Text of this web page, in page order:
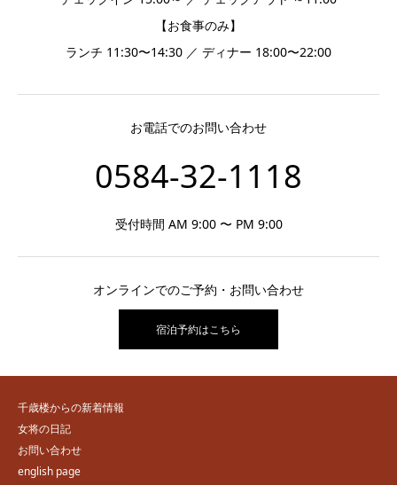
【お食事のみ】
ランチ 11:30〜14:30 ／ ディナー 18:00〜22:00
お電話でのお問い合わせ
0584-32-1118
受付時間 AM 9:00 〜 PM 9:00
オンラインでのご予約・お問い合わせ
宿泊予約はこちら
千歳楼からの新着情報
女将の日記
お問い合わせ
english page